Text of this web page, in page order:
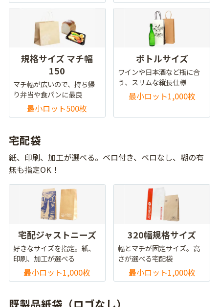
規格サイズ マチ幅
150
マチ幅が広いので、持ち帰
り弁当や食パンに最良
最小ロット500枚
ボトルサイズ
ワインや日本酒など瓶に合
う、スリムな縦長仕様
最小ロット1,000枚
宅配袋
紙、印刷、加工が選べる。ベロ付き、ベロなし、糊の有
無も指定OK！
宅配ジャストニーズ
好きなサイズを指定。紙、
印刷、加工が選べる
最小ロット1,000枚
320幅規格サイズ
幅とマチが固定サイズ。高
さが選べる宅配袋
最小ロット1,000枚
既製品紙袋（ロゴなし）